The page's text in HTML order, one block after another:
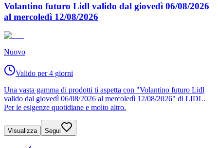
Volantino futuro Lidl valido dal giovedì 06/08/2026
al mercoledì 12/08/2026
Nuovo
Valido per 4 giorni
Una vasta gamma di prodotti ti aspetta con "Volantino futuro Lidl
valido dal giovedì 06/08/2026 al mercoledì 12/08/2026" di LIDL.
Per le esigenze quotidiane e molto altro.
Visualizza Segui